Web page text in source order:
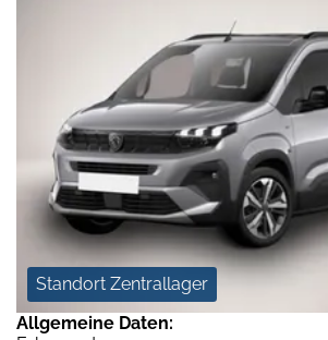
Standort Zentrallager
Allgemeine Daten: